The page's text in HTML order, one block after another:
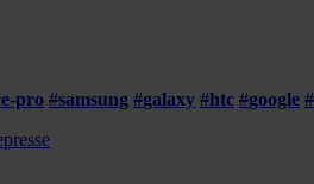
pro #samsung #galaxy #htc #google #